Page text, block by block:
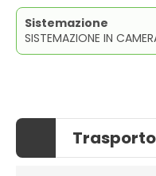
Sistemazione
SISTEMAZIONE IN